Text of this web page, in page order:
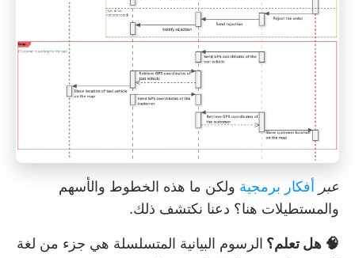
عبر أفكار برمجية ولكن ما هذه الخطوط والأسهم
والمستطيلات هنا؟ دعنا نكتشف ذلك.
🧠 هل تعلم؟ الرسوم البيانية المتسلسلة هي جزء من لغة